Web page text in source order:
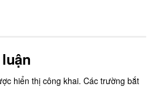
hiển thị công khai. Các trường bắt